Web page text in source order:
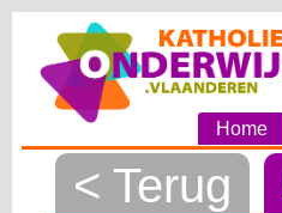
Home
< Terug